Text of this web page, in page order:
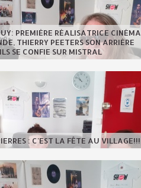
PREMIÈRE RÉALISATRICE CINÉMA
THIERRY PEETERS SON ARRIÈRE
SE CONFIE SUR MISTRAL
: C'EST LA FÊTE AU VILLAGE!!!